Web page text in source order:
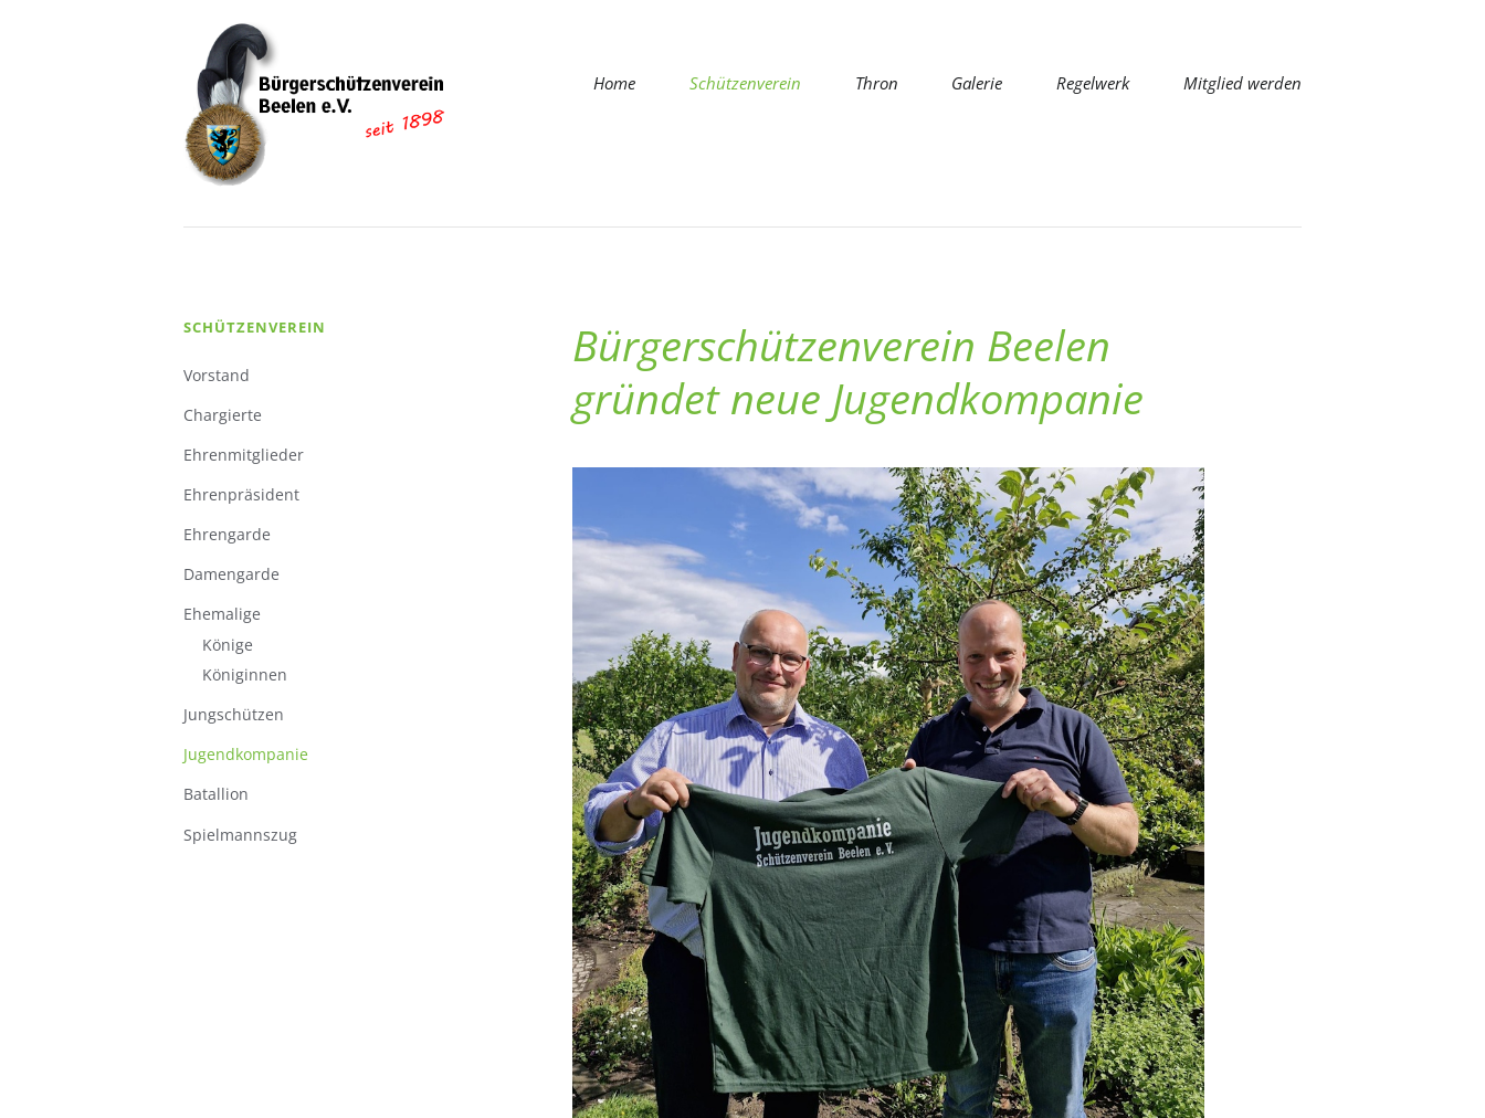
Navigation
überspringen
Home Schützenverein
Könige
Königinnen
Thron Galerie Regelwerk Mitglied werden
Bürgerschützenverein Beelen
gründet neue Jugendkompanie
Navigation
SCHÜTZENVEREIN
Vorstand
Chargierte
Ehrenmitglieder
Ehrenpräsident
Ehrengarde
Damengarde
Ehemalige
Könige
Königinnen
Jungschützen
Jugendkompanie
Batallion
Spielmannszug